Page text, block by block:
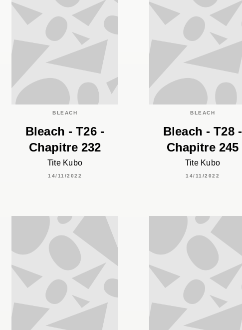
BLEACH
Bleach - T26 -
Chapitre 232
Tite Kubo
14/11/2022
BLEACH
Bleach - T28 -
Chapitre 245
Tite Kubo
14/11/2022